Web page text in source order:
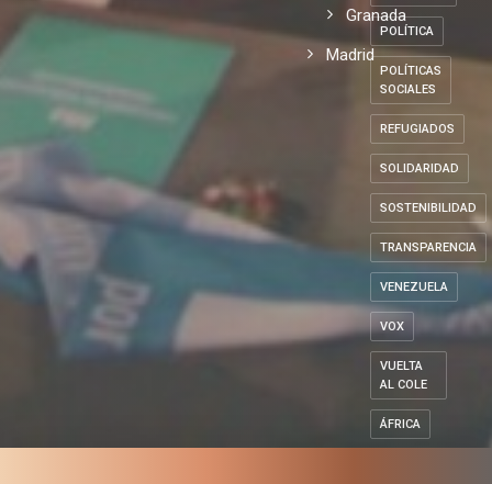
Granada
Madrid
POLÍTICA
POLÍTICAS
SOCIALES
REFUGIADOS
SOLIDARIDAD
SOSTENIBILIDAD
TRANSPARENCIA
VENEZUELA
VOX
VUELTA
AL COLE
ÁFRICA